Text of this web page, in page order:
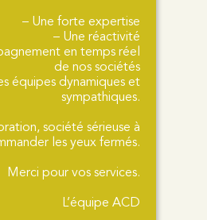
– Une forte expertise
– Une réactivité
en temps réel
de nos sociétés
équipes dynamiques et
sympathiques.
société sérieuse à
les yeux fermés.
Merci pour vos services.
L’équipe ACD